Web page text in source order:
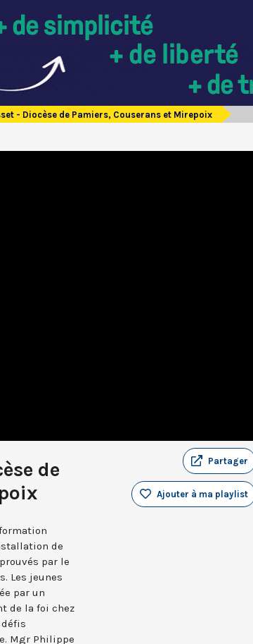
- Diocèse de Pamiers, Couserans et Mirepoix
de
Partager
Ajouter à ma playlist
de
par le
Les jeunes
par un
de la foi chez
Mgr Philippe